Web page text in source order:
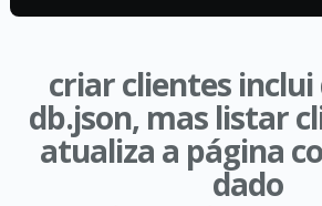
criar clientes inclui
db.json, mas listar
atualiza a página
dado